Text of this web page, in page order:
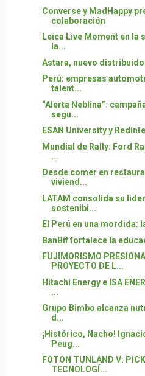
Converse y MadHappy
colaboración
Leica Live Moment en la
la...
Astara, nuevo
Perú: empresas
talent...
“Alerta Neblina”:
segu...
ESAN University y
Mundial de Rally: Ford
...
Desde comer en
viviend...
LATAM consolida su
sostenibi...
El Perú en una mordida:
BanBif fortalece la
FUJIMORISMO
PROYECTO DE L...
Hitachi Energy e ISA
...
Grupo Bimbo alcanza
d...
¡Histórico, Nacho!
Peug...
FOTON TUNLAND V:
TECNOLOGÍ...